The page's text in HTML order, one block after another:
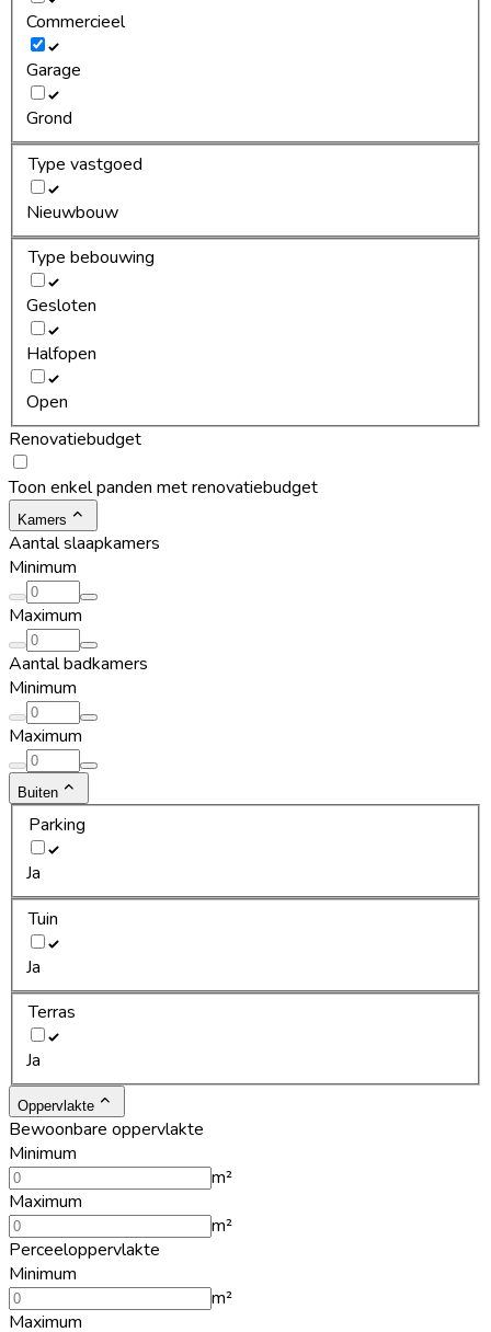
Commercieel
Garage
Grond
Type vastgoed
Nieuwbouw
Type bebouwing
Gesloten
Halfopen
Open
Renovatiebudget
Toon enkel panden met renovatiebudget
Kamers
Aantal slaapkamers
Minimum
Maximum
Aantal badkamers
Minimum
Maximum
Buiten
Parking
Ja
Tuin
Ja
Terras
Ja
Oppervlakte
Bewoonbare oppervlakte
Minimum
m²
Maximum
m²
Perceeloppervlakte
Minimum
m²
Maximum